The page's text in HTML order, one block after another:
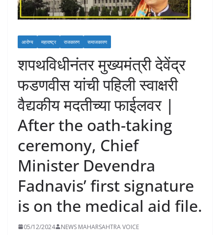
आरोग्य महाराष्ट्र राजकारण समाजकारण
शपथविधीनंतर मुख्यमंत्री देवेंद्र
फडणवीस यांची पहिली स्वाक्षरी
वैद्यकीय मदतीच्या फाईलवर |
After the oath-taking
ceremony, Chief
Minister Devendra
Fadnavis’ first signature
is on the medical aid file.
05/12/2024 NEWS MAHARSAHTRA VOICE